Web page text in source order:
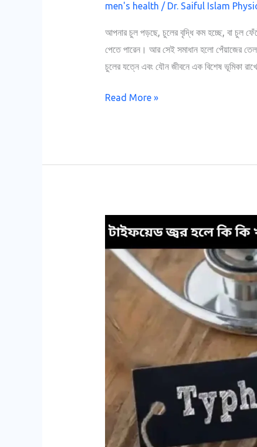
men's health / Dr. Saiful Islam
আপনার চুল পড়ছে, চুলের বৃদ্ধি কম হচ্ছে, বা চুল
পেতে পারেন। আর সেই সমাধান হলো পেঁয়াজের
চুলের যত্নে এবং যৌন জীবনে এক বিশেষ ভূমিকা
Read More »
টাইফয়েড
জ্বর
হলে
উচিত?
না?